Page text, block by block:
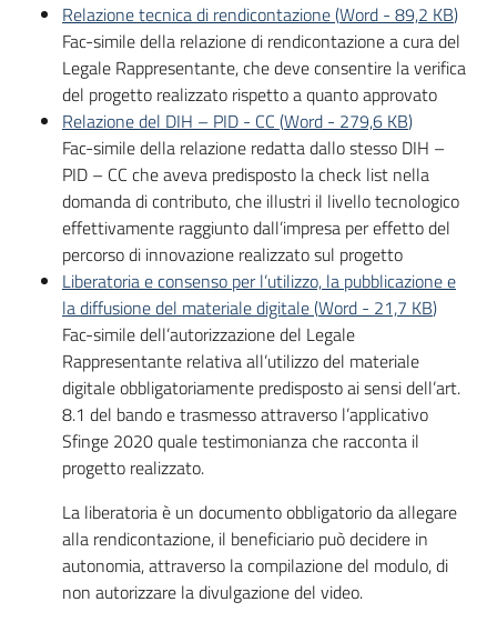
Comunicazione
partecipazione
Seguici
Relazione tecnica di rendicontazione(Word - 89,2 KB)
Fac-simile della relazione di rendicontazione a cura del
Legale Rappresentante, che deve consentire la verifica
del progetto realizzato rispetto a quanto approvato
Relazione del DIH – PID - CC (Word - 279,6 KB)
Fac-simile della relazione redatta dallo stesso DIH –
PID – CC che aveva predisposto la check list nella
domanda di contributo, che illustri il livello tecnologico
effettivamente raggiunto dall’impresa per effetto del
percorso di innovazione realizzato sul progetto
Liberatoria e consenso per l’utilizzo, la pubblicazione e
la diffusione del materiale digitale(Word - 21,7 KB)
Fac-simile dell’autorizzazione del Legale
Rappresentante relativa all’utilizzo del materiale
digitale obbligatoriamente predisposto ai sensi dell’art.
8.1 del bando e trasmesso attraverso l’applicativo
Sfinge 2020 quale testimonianza che racconta il
progetto realizzato.
La liberatoria è un documento obbligatorio da allegare
alla rendicontazione, il beneficiario può decidere in
autonomia, attraverso la compilazione del modulo, di
non autorizzare la divulgazione del video.